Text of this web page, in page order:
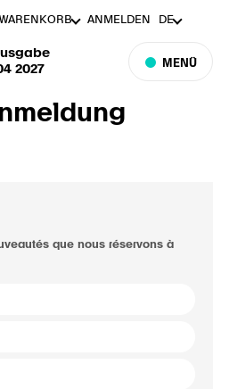
2027
MENÜ
WARENKORB ANMELDEN DE
que nous réservons à